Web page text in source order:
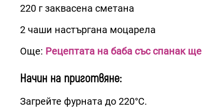
220 г заквасена сметана
2 чаши настъргана моцарела
Още: Рецептата на баба със спанак
Начин на приготвяне:
Загрейте фурната до 220°C.